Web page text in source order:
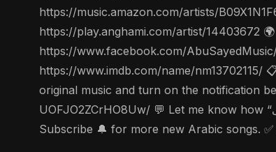
https://music.amazon.com/artists/
https://play.anghami.com/artist/14403672
https://www.facebook.com/
https://www.imdb.com/name/nm13702115/
original music and turn on the notification
UOFJO2ZCrHO8Uw/ 💬 Let me know how “لعنت دشمنانِ علی (Lanat-E-Dushmane Ali)” makes you feel in the comments 👇 🔥 Don’t forget to Like 👍, Share 🔄, and
Subscribe 🔔 for more new Arabic songs.